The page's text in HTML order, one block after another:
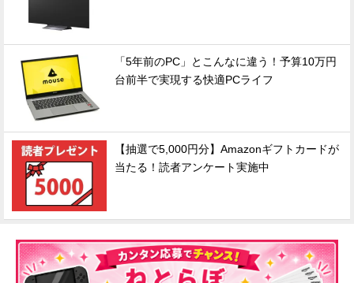
「5年前のPC」とこんなに違う！予算10万円
台前半で実現する快適PCライフ
【抽選で5,000円分】Amazonギフトカードが
当たる！読者アンケート実施中